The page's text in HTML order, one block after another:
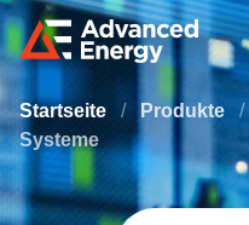
Startseite / Produkte /
Systeme